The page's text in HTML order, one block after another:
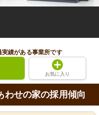
績がある事業所です
お気に入り
わせの家の採用傾向